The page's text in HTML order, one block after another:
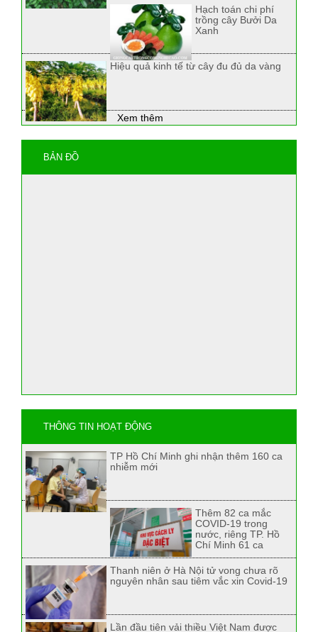
Hạch toán chi phí
trồng cây Bưởi Da
Xanh
Hiệu quả kinh tế từ cây đu đủ da vàng
Xem thêm
BẢN ĐỒ
THÔNG TIN HOẠT ĐỘNG
TP Hồ Chí Minh ghi nhận thêm 160 ca
nhiễm mới
Thêm 82 ca mắc
COVID-19 trong
nước, riêng TP. Hồ
Chí Minh 61 ca
Thanh niên ở Hà Nội tử vong chưa rõ
nguyên nhân sau tiêm vắc xin Covid-19
Lần đầu tiên vải thiều Việt Nam được